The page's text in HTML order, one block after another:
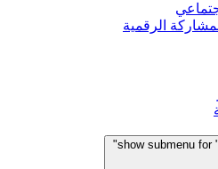
الرقمية
show submenu for